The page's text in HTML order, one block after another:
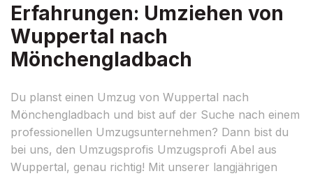
Erfahrungen: Umziehen von
Wuppertal nach
Mönchengladbach
Du planst einen Umzug von Wuppertal nach
Mönchengladbach und bist auf der Suche nach einem
professionellen Umzugsunternehmen? Dann bist du
bei uns, den Umzugsprofis Umzugsprofi Abel aus
Wuppertal, genau richtig! Mit unserer langjährigen